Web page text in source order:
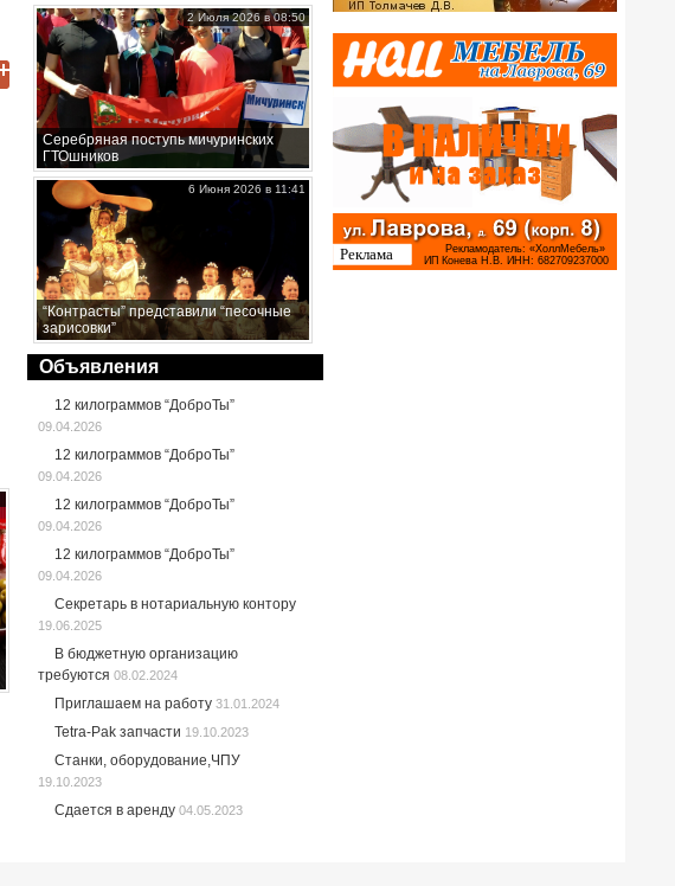
Серебряная поступь мичуринских
ГТОшников
2 Июля 2026 в 08:50
“Контрасты” представили “песочные
зарисовки”
6 Июня 2026 в 11:41
Объявления
12 килограммов “ДоброТы”
09.04.2026
12 килограммов “ДоброТы”
09.04.2026
12 килограммов “ДоброТы”
09.04.2026
12 килограммов “ДоброТы”
09.04.2026
Секретарь в нотариальную контору
19.06.2025
В бюджетную организацию
требуются 08.02.2024
Приглашаем на работу 31.01.2024
Tetra-Pak запчасти 19.10.2023
Станки, оборудование,ЧПУ
19.10.2023
Сдается в аренду 04.05.2023